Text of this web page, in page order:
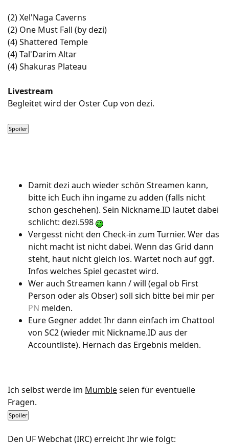
(2) Xel'Naga Caverns
(2) One Must Fall (by dezi)
(4) Shattered Temple
(4) Tal'Darim Altar
(4) Shakuras Plateau
Livestream
Begleitet wird der Oster Cup von dezi.
Damit dezi auch wieder schön Streamen kann,
bitte ich Euch ihn ingame zu adden (falls nicht
schon geschehen). Sein Nickname.ID lautet dabei
schlicht: dezi.598
Vergesst nicht den Check-in zum Turnier. Wer das
nicht macht ist nicht dabei. Wenn das Grid dann
steht, haut nicht gleich los. Wartet noch auf ggf.
Infos welches Spiel gecastet wird.
Wer auch Streamen kann / will (egal ob First
Person oder als Obser) soll sich bitte bei mir per
PN melden.
Eure Gegner addet Ihr dann einfach im Chattool
von SC2 (wieder mit Nickname.ID aus der
Accountliste). Hernach das Ergebnis melden.
Ich selbst werde im Mumbleseien für eventuelle
Fragen.
Den UF Webchat (IRC) erreicht Ihr wie folgt: